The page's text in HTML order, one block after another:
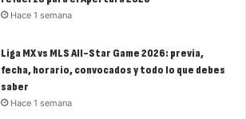
Hace 1 semana
Liga MX vs MLS All-Star Game 2026: previa,
fecha, horario, convocados y todo lo que debes
saber
Hace 1 semana